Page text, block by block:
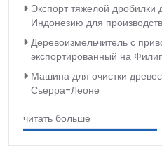
Экспорт тяжелой дробилки
Индонезию для
Деревоизмельчитель с
экспортированный на
Машина для очистки
Сьерра-Леоне
читать больше